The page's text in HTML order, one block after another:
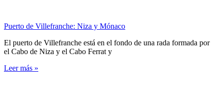
Puerto de Villefranche: Niza y Mónaco
El puerto de Villefranche está en el fondo de una rada formada por
el Cabo de Niza y el Cabo Ferrat y
Leer más »